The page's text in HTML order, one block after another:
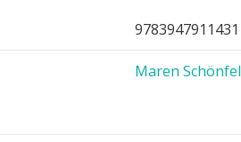
9783947911431
Maren